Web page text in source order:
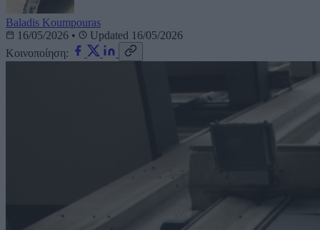
Baladis Koumpouras
16/05/2026 •
Updated 16/05/2026
Κοινοποίηση: